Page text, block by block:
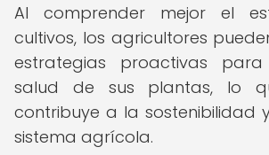
Al comprender mejor el
cultivos, los agricultores
estrategias proactivas
salud de sus plantas, lo
contribuye a la sostenibilidad
sistema agrícola.